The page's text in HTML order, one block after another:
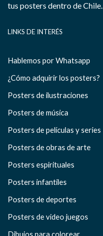
tus posters dentro de Chile.
LINKS DE INTERÉS
Hablemos por Whatsapp
¿Cómo adquirir los posters?
Posters de ilustraciones
Posters de música
Posters de películas y series
Posters de obras de arte
Posters espirituales
Posters infantiles
Posters de deportes
Posters de video juegos
Dibujos para colorear